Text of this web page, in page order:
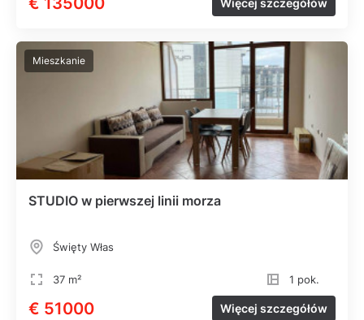
Więcej szczegółów
Mieszkanie
STUDIO w pierwszej linii morza
Święty Włas
37 m² 1 pok.
€ 51000 Więcej szczegółów